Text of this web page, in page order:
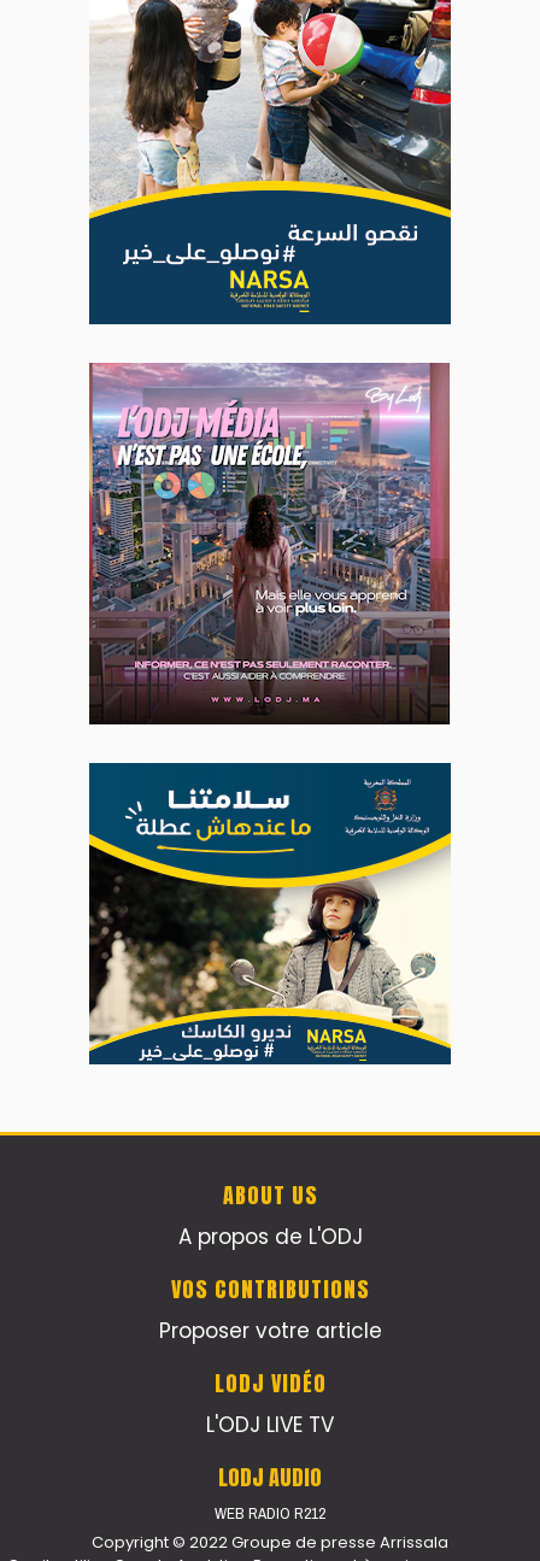
ABOUT US
A propos de L'ODJ
VOS CONTRIBUTIONS
Proposer votre article
LODJ VIDÉO
L'ODJ LIVE TV
LODJ AUDIO
WEB RADIO R212
Copyright © 2022 Groupe de presse Arrissala